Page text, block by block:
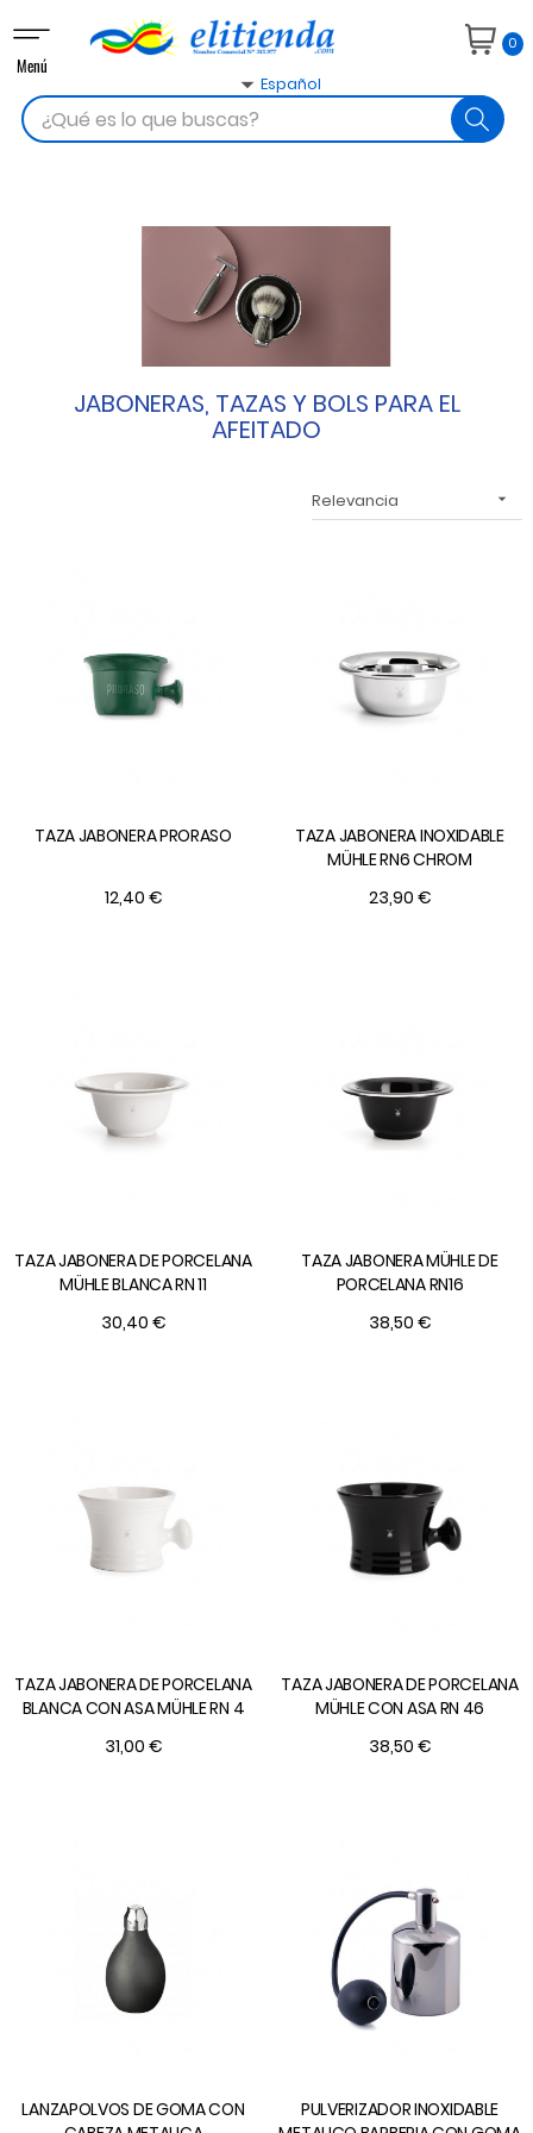
Navegación
de
palanca
Menú
0
Español

JABONERAS, TAZAS Y BOLS PARA EL
AFEITADO
Relevancia 
TAZA JABONERA PRORASO
12,40 €
TAZA JABONERA INOXIDABLE
MÜHLE RN6 CHROM
23,90 €
TAZA JABONERA DE PORCELANA
MÜHLE BLANCA RN 11
30,40 €
TAZA JABONERA MÜHLE DE
PORCELANA RN16
38,50 €
TAZA JABONERA DE PORCELANA
BLANCA CON ASA MÜHLE RN 4
31,00 €
TAZA JABONERA DE PORCELANA
MÜHLE CON ASA RN 46
38,50 €
LANZAPOLVOS DE GOMA CON
PULVERIZADOR INOXIDABLE